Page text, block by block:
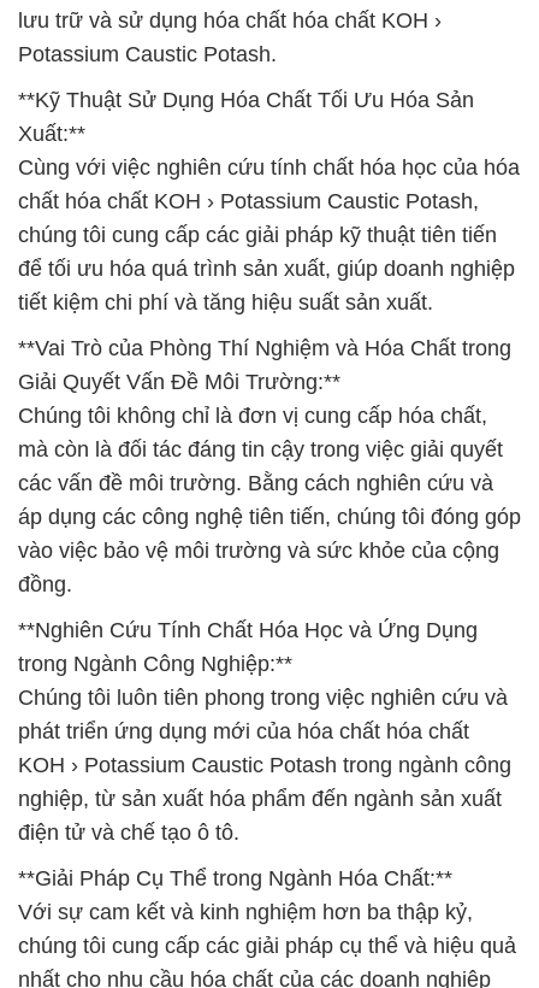
lưu trữ và sử dụng hóa chất hóa chất KOH ›
Potassium Caustic Potash.
**Kỹ Thuật Sử Dụng Hóa Chất Tối Ưu Hóa Sản
Xuất:**
Cùng với việc nghiên cứu tính chất hóa học của hóa
chất hóa chất KOH › Potassium Caustic Potash,
chúng tôi cung cấp các giải pháp kỹ thuật tiên tiến
để tối ưu hóa quá trình sản xuất, giúp doanh nghiệp
tiết kiệm chi phí và tăng hiệu suất sản xuất.
**Vai Trò của Phòng Thí Nghiệm và Hóa Chất trong
Giải Quyết Vấn Đề Môi Trường:**
Chúng tôi không chỉ là đơn vị cung cấp hóa chất,
mà còn là đối tác đáng tin cậy trong việc giải quyết
các vấn đề môi trường. Bằng cách nghiên cứu và
áp dụng các công nghệ tiên tiến, chúng tôi đóng góp
vào việc bảo vệ môi trường và sức khỏe của cộng
đồng.
**Nghiên Cứu Tính Chất Hóa Học và Ứng Dụng
trong Ngành Công Nghiệp:**
Chúng tôi luôn tiên phong trong việc nghiên cứu và
phát triển ứng dụng mới của hóa chất hóa chất
KOH › Potassium Caustic Potash trong ngành công
nghiệp, từ sản xuất hóa phẩm đến ngành sản xuất
điện tử và chế tạo ô tô.
**Giải Pháp Cụ Thể trong Ngành Hóa Chất:**
Với sự cam kết và kinh nghiệm hơn ba thập kỷ,
chúng tôi cung cấp các giải pháp cụ thể và hiệu quả
nhất cho nhu cầu hóa chất của các doanh nghiệp